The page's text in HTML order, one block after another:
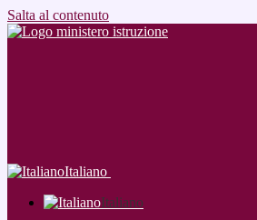
Salta al contenuto
Italiano
Italiano